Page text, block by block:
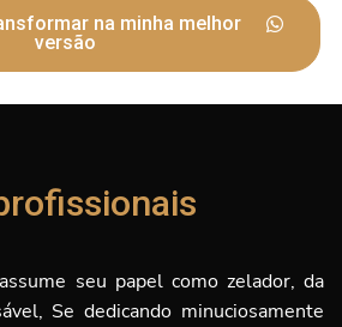
na minha melhor
versão
seu papel como zelador, da
Se dedicando minuciosamente